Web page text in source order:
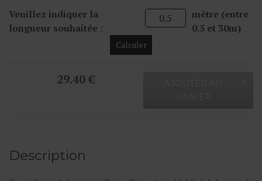
Veuillez indiquer la
longueur souhaitée :
mètre (entre
0.5 et 30m)
Calculer
29.40 €
Description